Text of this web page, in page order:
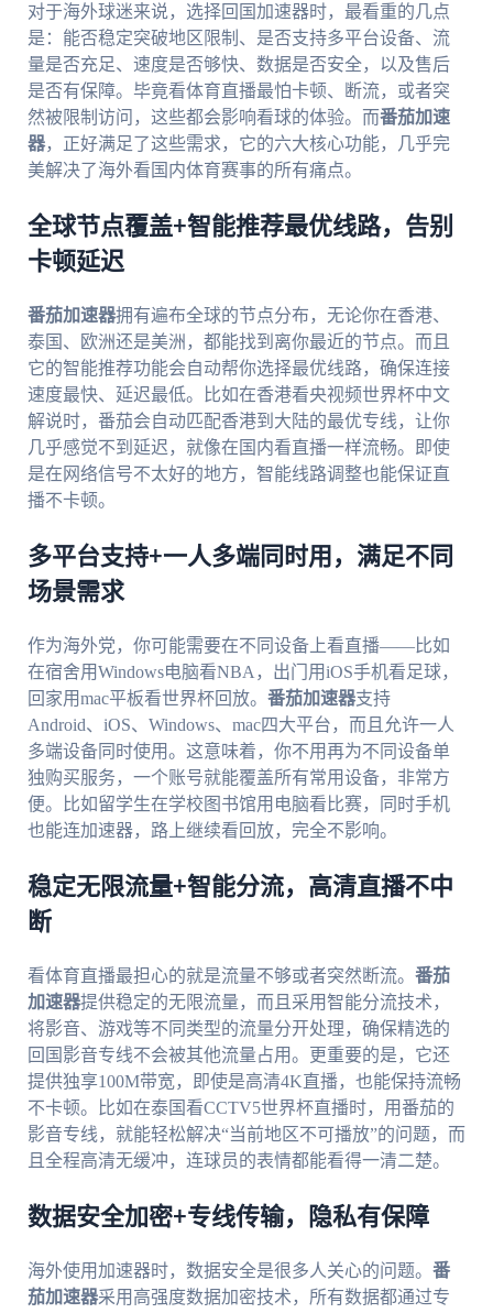
对于海外球迷来说，选择回国加速器时，最看重的几点
是：能否稳定突破地区限制、是否支持多平台设备、流
量是否充足、速度是否够快、数据是否安全，以及售后
是否有保障。毕竟看体育直播最怕卡顿、断流，或者突
然被限制访问，这些都会影响看球的体验。而番茄加速
器，正好满足了这些需求，它的六大核心功能，几乎完
美解决了海外看国内体育赛事的所有痛点。
全球节点覆盖+智能推荐最优线路，告别
卡顿延迟
番茄加速器拥有遍布全球的节点分布，无论你在香港、
泰国、欧洲还是美洲，都能找到离你最近的节点。而且
它的智能推荐功能会自动帮你选择最优线路，确保连接
速度最快、延迟最低。比如在香港看央视频世界杯中文
解说时，番茄会自动匹配香港到大陆的最优专线，让你
几乎感觉不到延迟，就像在国内看直播一样流畅。即使
是在网络信号不太好的地方，智能线路调整也能保证直
播不卡顿。
多平台支持+一人多端同时用，满足不同
场景需求
作为海外党，你可能需要在不同设备上看直播——比如
在宿舍用Windows电脑看NBA，出门用iOS手机看足球，
回家用mac平板看世界杯回放。 番茄加速器支持
Android、iOS、Windows、mac四大平台，而且允许一人
多端设备同时使用。这意味着，你不用再为不同设备单
独购买服务，一个账号就能覆盖所有常用设备，非常方
便。比如留学生在学校图书馆用电脑看比赛，同时手机
也能连加速器，路上继续看回放，完全不影响。
稳定无限流量+智能分流，高清直播不中
断
看体育直播最担心的就是流量不够或者突然断流。 番茄
加速器提供稳定的无限流量，而且采用智能分流技术，
将影音、游戏等不同类型的流量分开处理，确保精选的
回国影音专线不会被其他流量占用。更重要的是，它还
提供独享100M带宽，即使是高清4K直播，也能保持流畅
不卡顿。比如在泰国看CCTV5世界杯直播时，用番茄的
影音专线，就能轻松解决“当前地区不可播放”的问题，而
且全程高清无缓冲，连球员的表情都能看得一清二楚。
数据安全加密+专线传输，隐私有保障
海外使用加速器时，数据安全是很多人关心的问题。 番
茄加速器采用高强度数据加密技术，所有数据都通过专